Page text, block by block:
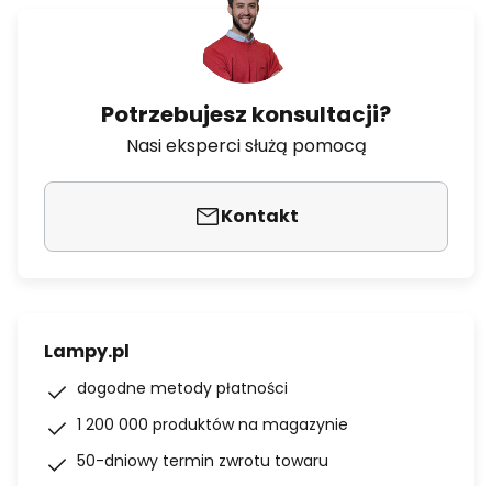
Potrzebujesz konsultacji?
Nasi eksperci służą pomocą
Kontakt
Lampy.pl
dogodne metody płatności
1 200 000 produktów na magazynie
50-dniowy termin zwrotu towaru